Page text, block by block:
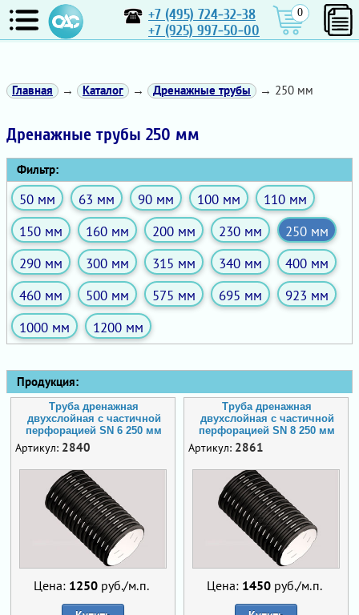
+7 (495) 724-32-38
+7 (925) 997-50-00
0
Главная → Каталог → Дренажные трубы → 250 мм
Дренажные трубы 250 мм
Фильтр:
50 мм 63 мм 90 мм 100 мм
110 мм
150 мм
160 мм 200 мм 230 мм
250 мм
290 мм
300 мм 315 мм 340 мм
400 мм
460 мм
500 мм 575 мм 695 мм
923 мм
1000 мм
1200 мм
Продукция:
Труба дренажная
двухслойная с частичной
перфорацией SN 6 250 мм
Артикул: 2840
Цена: 1250руб./м.п.
Труба дренажная
двухслойная с частичной
перфорацией SN 8 250 мм
Артикул: 2861
Цена: 1450руб./м.п.